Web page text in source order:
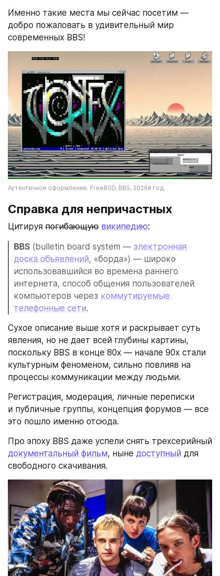
Именно такие места мы сейчас посетим —
добро пожаловать в удивительный мир
современных BBS!
Аутентичное оформление. FreeBSD, BBS, 2026й год.
Справка для непричастных
Цитируя погибающую википедию:
BBS (bulletin board system — электронная
доска объявлений, «борда») — широко
использовавшийся во времена раннего
интернета, способ общения пользователей
компьютеров через коммутируемые
телефонные сети.
Сухое описание выше хотя и раскрывает суть
явления, но не дает всей глубины картины,
поскольку BBS в конце 80х — начале 90х стали
культурным феноменом, сильно повлияв на
процессы коммуникации между людьми.
Регистрация, модерация, личные переписки
и публичные группы, концепция форумов — все
это пошло именно отсюда.
документальный фильм, ныне доступный для
свободного скачивания.